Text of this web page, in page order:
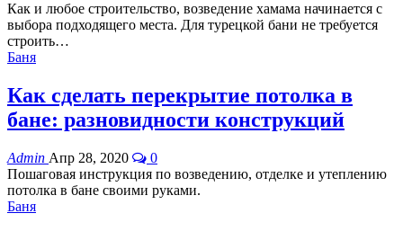
Как и любое строительство, возведение хамама начинается с
выбора подходящего места. Для турецкой бани не требуется
строить…
Баня
Как сделать перекрытие потолка в
бане: разновидности конструкций
Admin Апр 28, 2020
0
Пошаговая инструкция по возведению, отделке и утеплению
потолка в бане своими руками.
Баня